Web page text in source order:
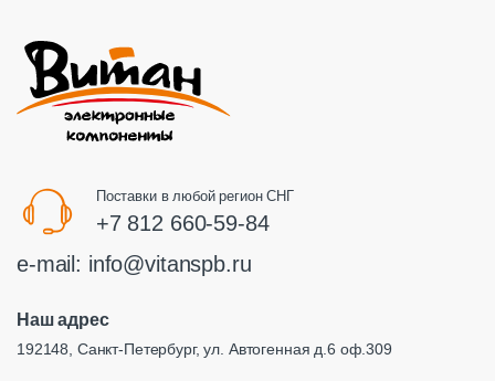
Поставки в любой регион СНГ
+7 812 660-59-84
e-mail: info@vitanspb.ru
Наш адрес
192148, Санкт-Петербург, ул. Автогенная д.6 оф.309